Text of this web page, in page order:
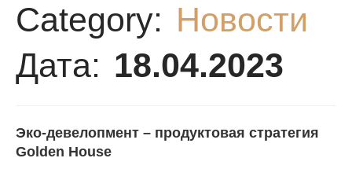
Category: Новости
Дата: 18.04.2023
Эко-девелопмент – продуктовая стратегия
Golden House